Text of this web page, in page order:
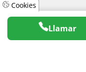
Cookies
Llamar